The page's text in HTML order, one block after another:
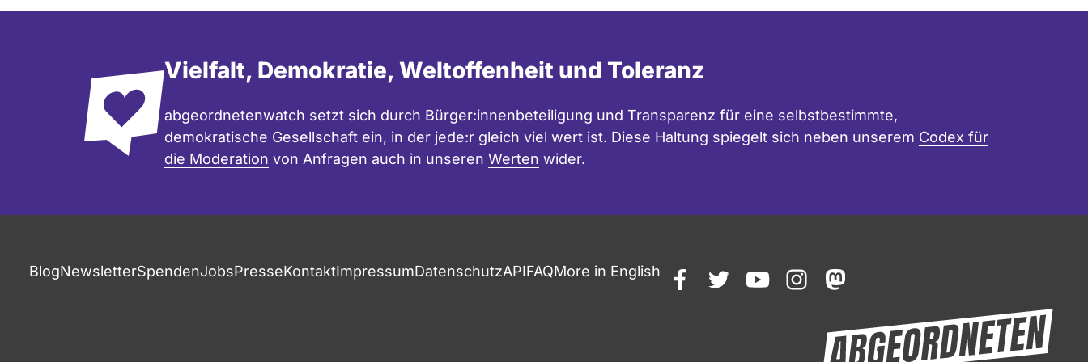
Vielfalt, Demokratie, Weltoffenheit und Toleranz
abgeordnetenwatch setzt sich durch Bürger:innenbeteiligung und Transparenz für eine selbstbestimmte,
demokratische Gesellschaft ein, in der jede:r gleich viel wert ist. Diese Haltung spiegelt sich neben unserem Codex für
die Moderation von Anfragen auch in unseren Werten wider.
BlogNewsletterSpendenJobsPresseKontaktImpressumDatenschutzAPIFAQMore in English
facebooktwitteryoutubeinstagrammastodon